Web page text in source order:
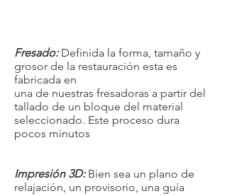
Fresado:Definida la forma, tamaño y
grosor de la restauración esta es
fabricada en
una de nuestras fresadoras a partir del
tallado de un bloque del material
seleccionado. Este proceso dura
pocos minutos
Impresión 3D:Bien sea un plano de
relajación, un provisorio, una guía